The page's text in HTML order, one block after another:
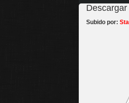
Subido por: